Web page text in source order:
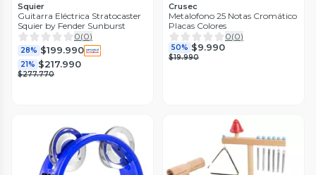
Squier
Guitarra Eléctrica Stratocaster
Squier by Fender Sunburst
0(0)
28% $199.990
21% $217.990
$277.770
Crusec
Metalofono 25 Notas Cromático
Placas Colores
0(0)
50% $9.990
$19.990